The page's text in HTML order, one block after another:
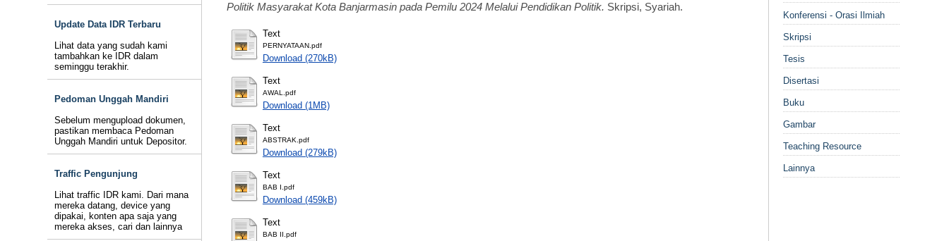
Update Data IDR Terbaru
Lihat data yang sudah kami
tambahkan ke IDR dalam
seminggu terakhir.
Pedoman Unggah Mandiri
Sebelum mengupload dokumen,
pastikan membaca Pedoman
Unggah Mandiri untuk Depositor.
Traffic Pengunjung
Lihat traffic IDR kami. Dari mana
mereka datang, device yang
dipakai, konten apa saja yang
mereka akses, cari dan lainnya
Politik Masyarakat Kota Banjarmasin pada Pemilu 2024 Melalui Pendidikan Politik. Skripsi, Syariah.
Text
PERNYATAAN.pdf
Download (270kB)
Text
AWAL.pdf
Download (1MB)
Text
ABSTRAK.pdf
Download (279kB)
Text
BAB I.pdf
Download (459kB)
Text
BAB II.pdf
Konferensi - Orasi Ilmiah
Skripsi
Tesis
Disertasi
Buku
Gambar
Teaching Resource
Lainnya